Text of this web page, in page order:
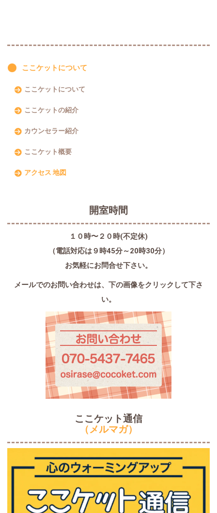
ここケットについて
ここケットについて
ここケットの紹介
カウンセラー紹介
ここケット概要
アクセス 地図
開室時間
１０時〜２０時(不定休)
（電話対応は９時45分～20時30分）
お気軽にお問合せ下さい。
メールでのお問い合わせは、 下の画像をクリックして下さ
い。
ここケット通信
（メルマガ）